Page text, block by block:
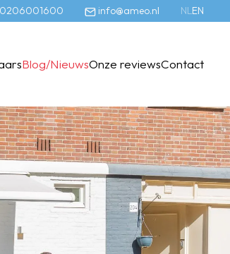
0206001600 info@ameo.nl NLEN
Blog/NieuwsOnze reviewsContact